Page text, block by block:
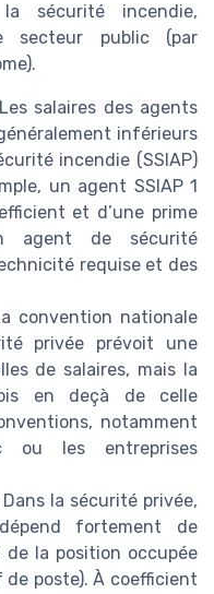
sécurité incendie,
secteur public (par
Les salaires des agents
inférieurs
incendie (SSIAP)
un agent SSIAP 1
et d’une prime
agent de sécurité
requise et des
convention nationale
privée prévoit une
de salaires, mais la
en deçà de celle
notamment
ou les entreprises
Dans la sécurité privée,
fortement de
de la position occupée
poste). À coefficient